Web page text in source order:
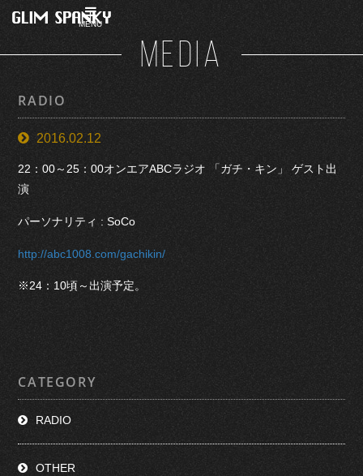
MENU
MEDIA
RADIO
2016.02.12
22：00～25：00オンエアABCラジオ 「ガチ・キン」 ゲスト出
演
パーソナリティ : SoCo
http://abc1008.com/gachikin/
※24：10頃～出演予定。
CATEGORY
RADIO
OTHER